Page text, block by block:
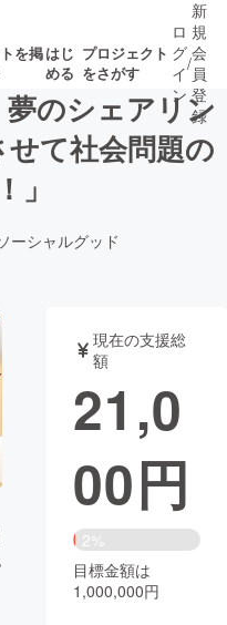
を掲はじ
める
プロジェクト
をさがす
募集終了が近いプ
書籍・雑誌
チャレンジ
CAMPFIRE Creation
ロ
グ
イ
ン
/
新
規
会
員
登
録
夢のシェアリン
て社会問題の
」
ーシャルグッド
現在の支援総
額
21,0
00円
2%
目標金額は
1,000,000円